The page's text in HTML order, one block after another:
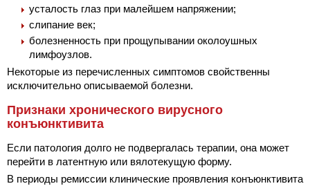
усталость глаз при малейшем напряжении;
слипание век;
болезненность при прощупывании околоушных
лимфоузлов.
Некоторые из перечисленных симптомов свойственны
исключительно описываемой болезни.
Признаки хронического вирусного
конъюнктивита
Если патология долго не подвергалась терапии, она может
перейти в латентную или вялотекущую форму.
В периоды ремиссии клинические проявления конъюнктивита